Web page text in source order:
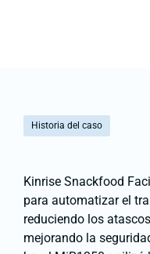
Historia del caso
Kinrise Snackfood
para automatizar el
reduciendo los
mejorando la